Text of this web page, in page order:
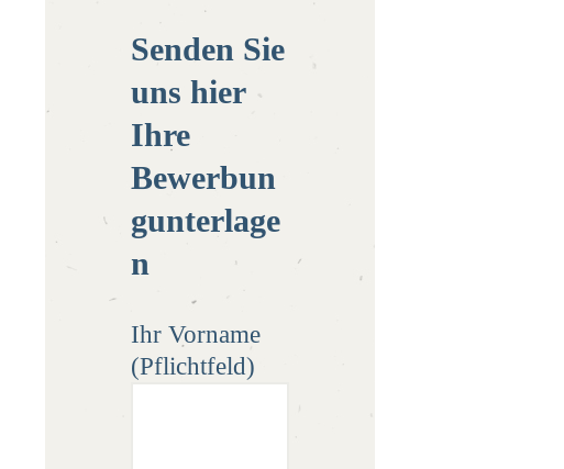
Senden Sie
uns hier
Ihre
Bewerbun
gunterlage
n
Ihr Vorname
(Pflichtfeld)